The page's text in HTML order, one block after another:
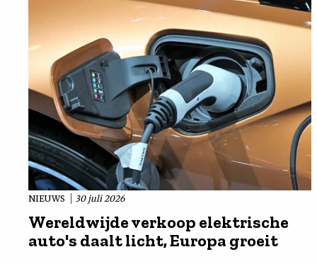
NIEUWS 30 juli 2026
Wereldwijde verkoop elektrische
auto's daalt licht, Europa groeit